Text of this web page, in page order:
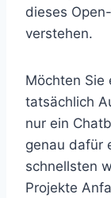
dieses
verstehen.
Möchten Sie
tatsächlich
nur ein
genau dafür
schnellsten
Projekte